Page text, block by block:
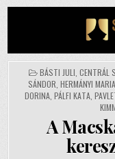
POSTED
IN
BÁSTI JULI CENTRÁL
SÁNDOR HERMÁNYI
DORINA, PÁLFI KATA,
A